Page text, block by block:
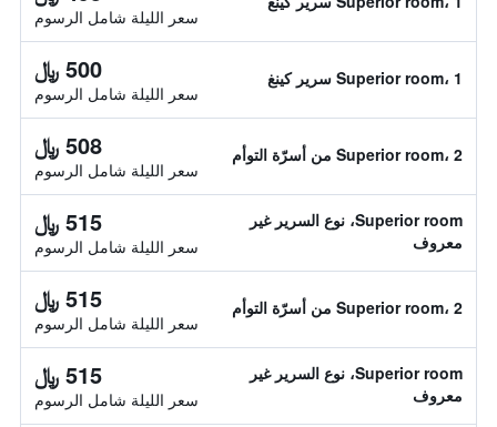
سعر الليلة شامل الرسوم
Superior room، 1 سرير كينغ 500 ﷼
سعر الليلة شامل الرسوم
Superior room، 2 من أسرّة التوأم 508 ﷼
سعر الليلة شامل الرسوم
Superior room، نوع السرير غير
معروف
515 ﷼
سعر الليلة شامل الرسوم
Superior room، 2 من أسرّة التوأم 515 ﷼
سعر الليلة شامل الرسوم
Superior room، نوع السرير غير
معروف
515 ﷼
سعر الليلة شامل الرسوم